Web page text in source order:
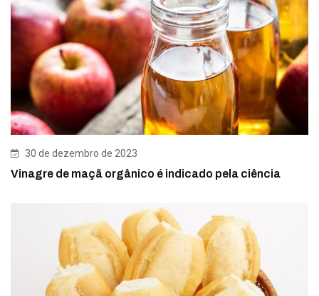
30 de dezembro de 2023
Vinagre de maçã orgânico é indicado pela ciência